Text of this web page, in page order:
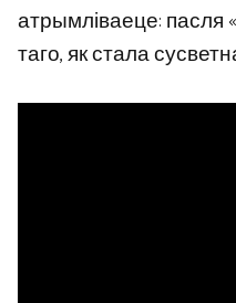
атрымліваеце: пасля
таго, як стала